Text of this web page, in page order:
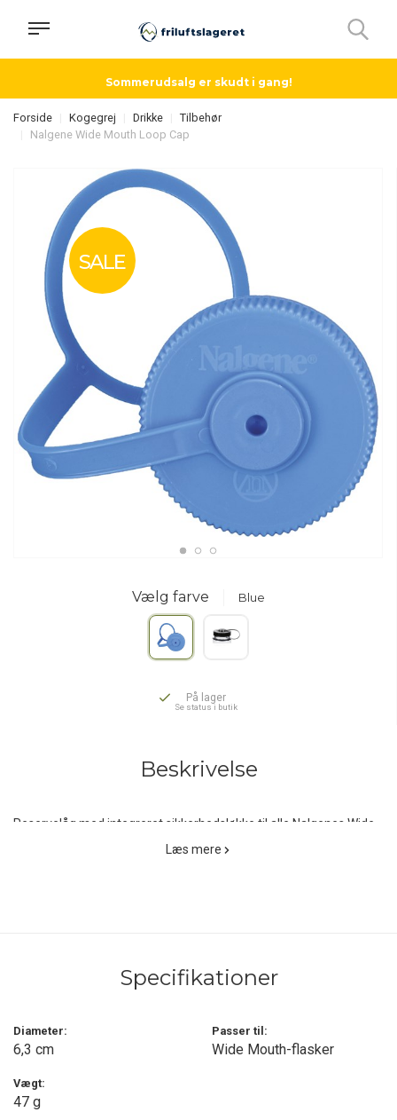
Sommerudsalg er skudt i gang!
Forside Kogegrej Drikke
Tilbehør
Nalgene Wide Mouth Loop Cap
SALE
Vælg farve Blue
På lager
Se status i butik
Beskrivelse
Reservelåg med integreret sikkerhedsløkke til alle Nalgenes Wide
Læs mere
Specifikationer
Diameter:
6,3 cm
Passer til:
Wide Mouth-flasker
Vægt:
47 g